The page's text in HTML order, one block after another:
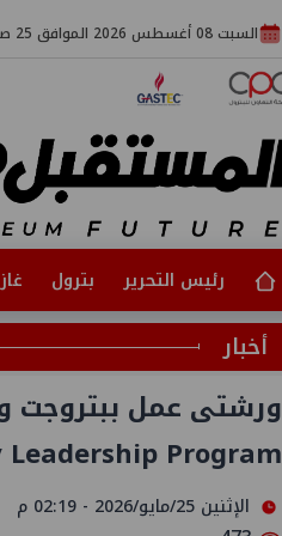
السبت 08 أغسطس 2026 الموافق 25 صفر 1448
رئيس التحرير بترول غاز
أخبار
ورشتى عمل ببتروجت
Program
الإثنين 25/مايو/2026 - 02:19 م